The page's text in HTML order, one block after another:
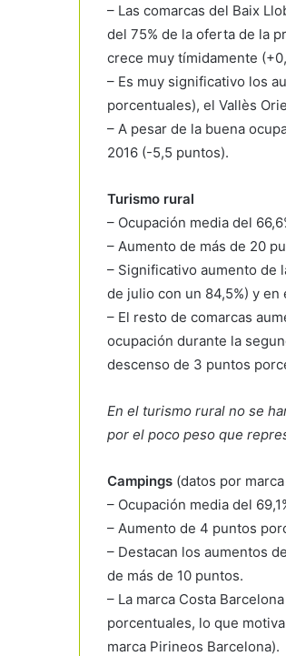
– Las comarcas del Baix
del 75% de la oferta de la
crece muy tímidamente
– Es muy significativo los
porcentuales), el Vallès
– A pesar de la buena
2016 (-5,5 puntos).
Turismo rural
– Ocupación media del
– Aumento de más de 20
– Significativo aumento de
de julio con un 84,5%) y en
– El resto de comarcas
ocupación durante la
descenso de 3 puntos
En el turismo rural no se
por el poco peso que
Campings (datos por
– Ocupación media del
– Aumento de 4 puntos
– Destacan los aumentos
de más de 10 puntos.
– La marca Costa
porcentuales, lo que
marca Pirineos Barcelona).